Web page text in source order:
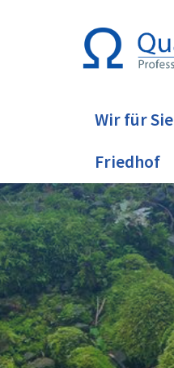
Wir für Sie
Friedhof